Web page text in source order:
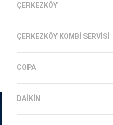
ÇERKEZKÖY
ÇERKEZKÖY KOMBI SERVISI
COPA
DAIKIN